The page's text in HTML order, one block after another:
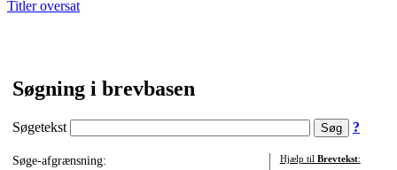
Titler oversat
Søgning i brevbasen
Søgetekst ?
Søge-afgrænsning:
Hjælp til Brevtekst: